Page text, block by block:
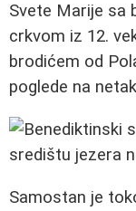
Svete Marije sa
crkvom iz 12.
brodićem od
poglede na
Samostan je